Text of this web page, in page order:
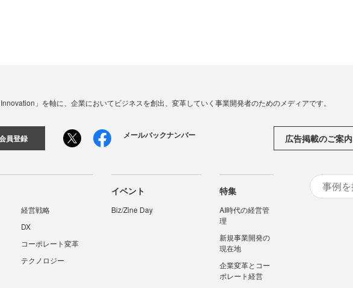
Innovation」を軸に、企業においてビジネスを創出、変革していく事業開発者のためのメディアです。
員登録 メールバックナンバー 広告掲載のご案内
経営戦略
DX
コーポレート変革
テクノロジー
イベント
Biz/Zine Day
特集
AI時代の経営管
理
新規事業開発の
現在地
企業変革とコー
ポレート経営